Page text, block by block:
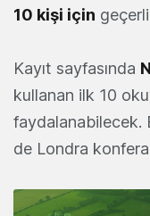
10 kişi için
Kayıt sayfasında
kullanan ilk 10
faydalanabilecek.
de Londra